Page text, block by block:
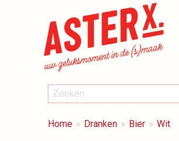
ZOEKEN
Zoeken
BREADCRUMBS
Je
Home Dranken Bier Wit